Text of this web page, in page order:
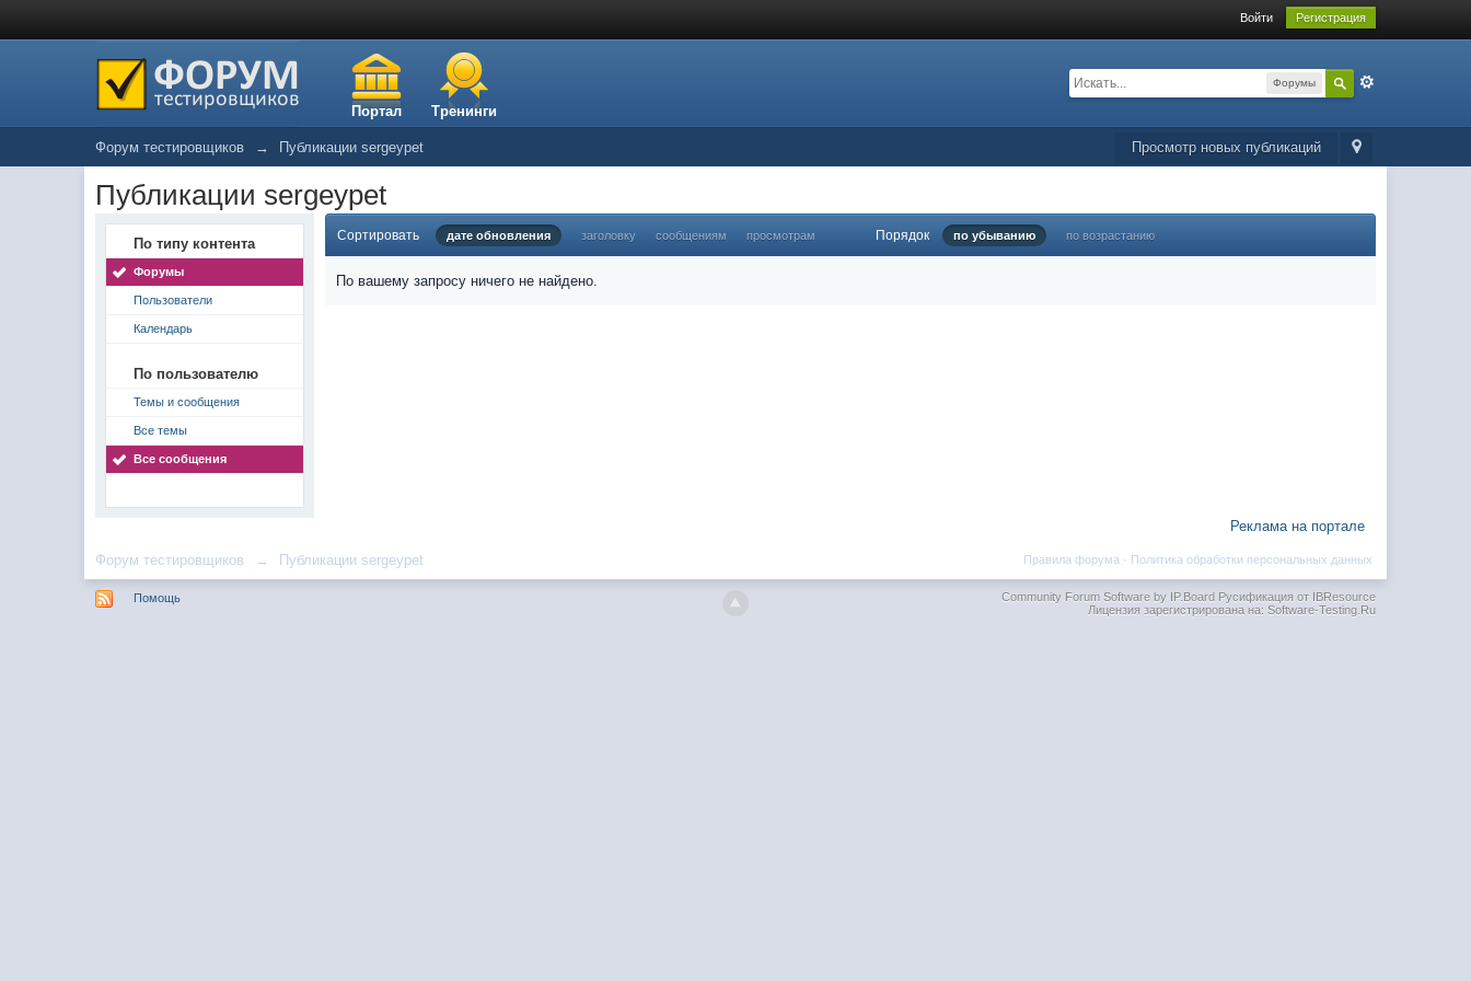
Войти Регистрация
Портал Тренинги
Форумы
Просмотр новых публикаций
Форум тестировщиков → Публикации sergeypet
Публикации sergeypet
По типу контента
Форумы
Пользователи
Календарь
По пользователю
Темы и сообщения
Все темы
Все сообщения
Сортировать дате обновления заголовку сообщениям просмотрам Порядок по убыванию по возрастанию
По вашему запросу ничего не найдено.
Реклама на портале
Форум тестировщиков → Публикации sergeypet Политика обработки персональных данных
Правила форума ·
Помощь Community Forum Software by IP.BoardРусификация от IBResource
Лицензия зарегистрирована на: Software-Testing.Ru